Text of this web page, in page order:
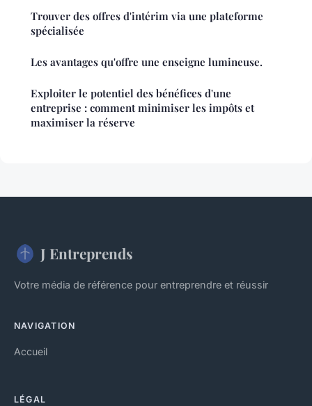
Trouver des offres d'intérim via une plateforme
spécialisée
Les avantages qu'offre une enseigne lumineuse.
Exploiter le potentiel des bénéfices d'une
entreprise : comment minimiser les impôts et
maximiser la réserve
J Entreprends
Votre média de référence pour entreprendre et réussir
NAVIGATION
Accueil
LÉGAL